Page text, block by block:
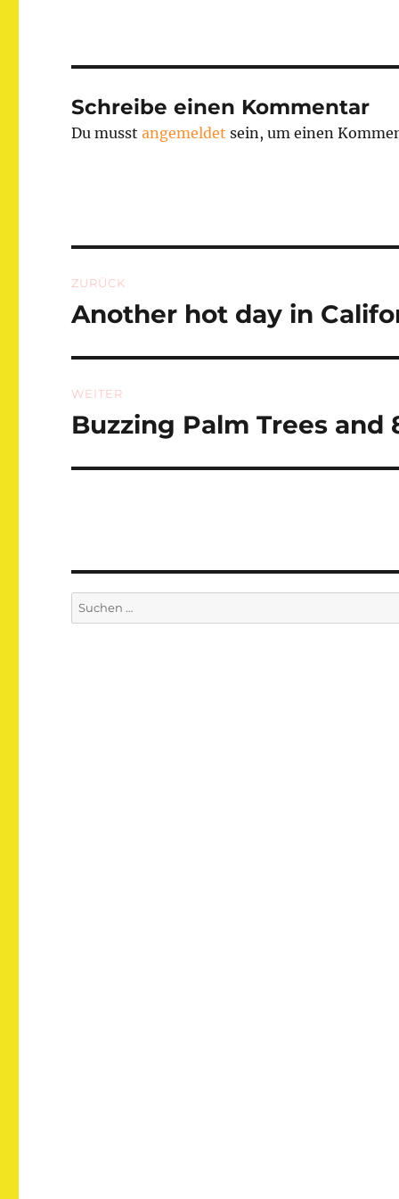
Schreibe einen Kommentar
Du musstangemeldet sein, um einen
ZURÜCK
Vorheriger
Another hot day in
WEITER
Nächster
Buzzing Palm Trees and
Suchen
nach: